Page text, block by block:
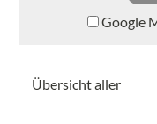
Google
Übersicht aller